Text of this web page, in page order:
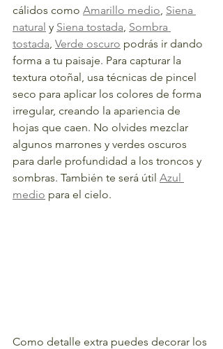
cálidos como Amarillo medio, Siena
natural y Siena tostada, Sombra
tostada, Verde oscuro podrás ir dando
forma a tu paisaje. Para capturar la
textura otoñal, usa técnicas de pincel
seco para aplicar los colores de forma
irregular, creando la apariencia de
hojas que caen. No olvides mezclar
algunos marrones y verdes oscuros
para darle profundidad a los troncos y
sombras. También te será útil Azul
medio para el cielo.
Como detalle extra puedes decorar los